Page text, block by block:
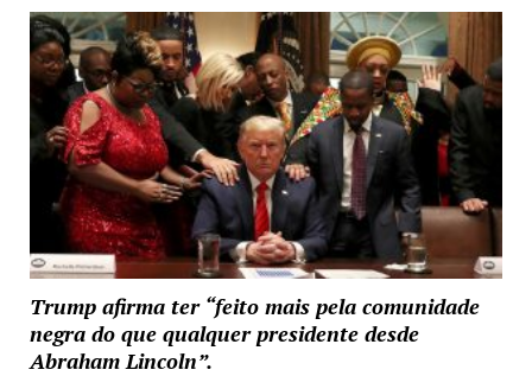
Trump afirma ter “feito mais pela comunidade
negra do que qualquer presidente desde
Abraham Lincoln”.